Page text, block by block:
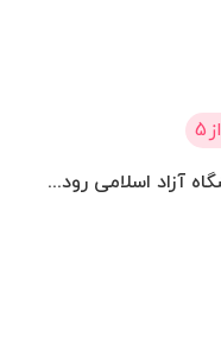
از 5
کارشناسی ارشد زیست شناسی جانوری از دانشگاه آزاد اسلامی رودهن